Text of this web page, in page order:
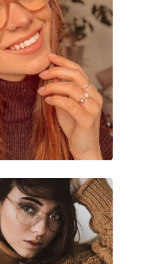
Áno
Áno
Unisex
Dioptrické
Esprit
ET17464 508 54/15